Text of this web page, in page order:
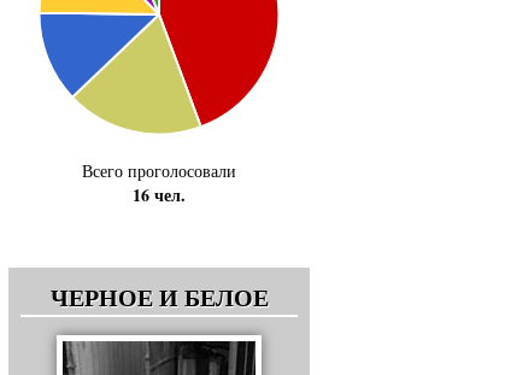
Всего проголосовали
16 чел.
ЧЕРНОЕ И БЕЛОЕ